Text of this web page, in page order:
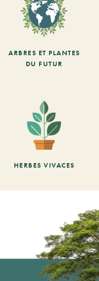
ARBRES ET PLANTES
DU FUTUR
HERBES VIVACES